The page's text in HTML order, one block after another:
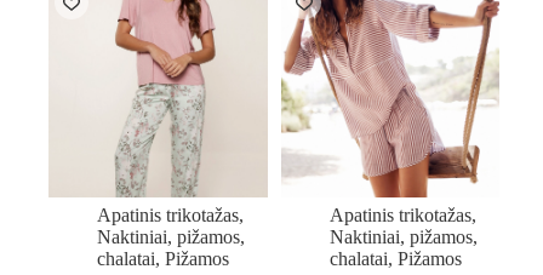
Apatinis trikotažas,
Naktiniai, pižamos,
chalatai, Pižamos
Apatinis trikotažas,
Naktiniai, pižamos,
chalatai, Pižamos